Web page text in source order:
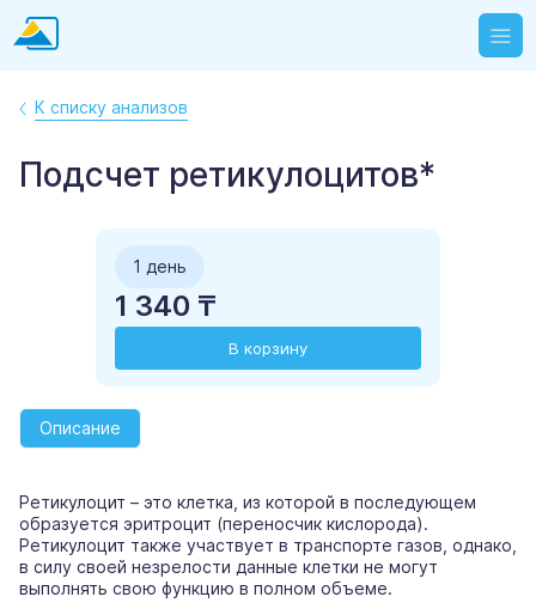
К списку анализов
Подсчет ретикулоцитов*
1 день
1 340 ₸
В корзину
Описание
Ретикулоцит – это клетка, из которой в последующем
образуется эритроцит (переносчик кислорода).
Ретикулоцит также участвует в транспорте газов, однако,
в силу своей незрелости данные клетки не могут
выполнять свою функцию в полном объеме.